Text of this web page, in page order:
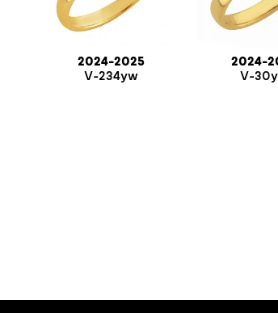
2024-2025
V-234yw
2024-
V-